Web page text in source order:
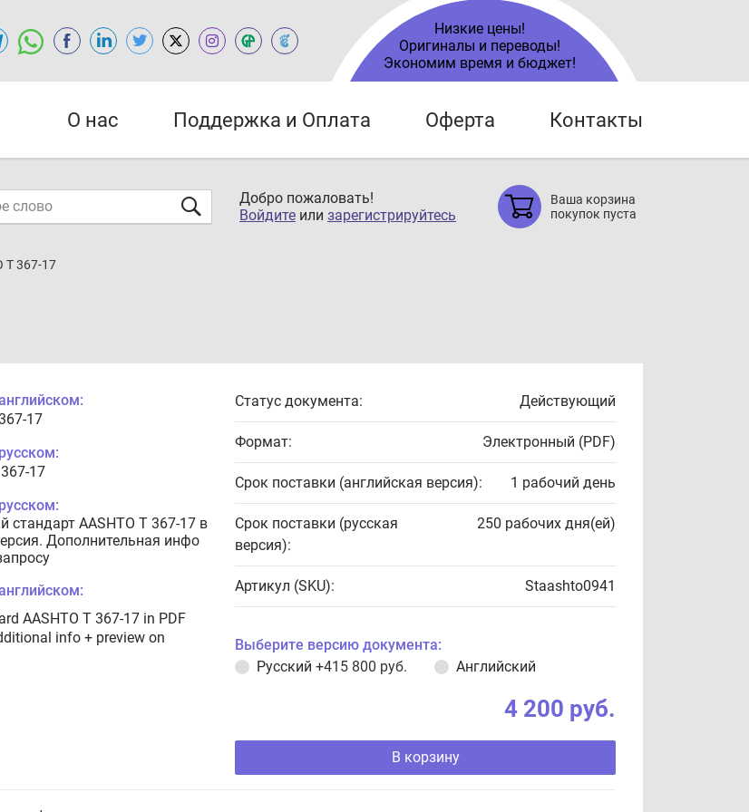
Низкие цены!
Оригиналы и переводы!
Экономим время и бюджет!
О нас Поддержка и Оплата Оферта Контакты
Добро пожаловать!
Войдите или зарегистрируйтесь
Ваша корзина
покупок пуста
T 367-17
17
17
стандарт AASHTO T 367-17 в
Дополнительная инфо
AASHTO T 367-17 in PDF
info + preview on
Статус документа: Действующий
Формат: Электронный (PDF)
Срок поставки (английская версия): 1 рабочий день
Срок поставки (русская
версия):
250 рабочих дня(ей)
Артикул (SKU): Staashto0941
Выберите версию документа:
Русский +415 800 руб. Английский
4 200 руб.
В корзину